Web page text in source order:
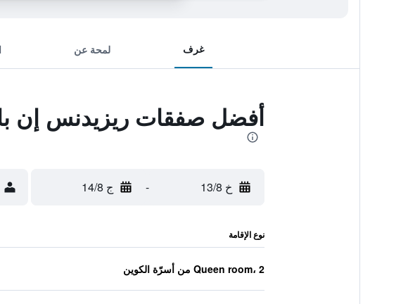
غرف لمحة عن
أفضل صفقات ريزيدنس إن
خ 13/8 - ج 14/8
نوع الإقامة
Queen room، 2 من أسرّة الكوين